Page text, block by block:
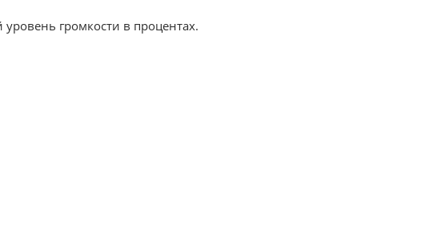
громкости в процентах.